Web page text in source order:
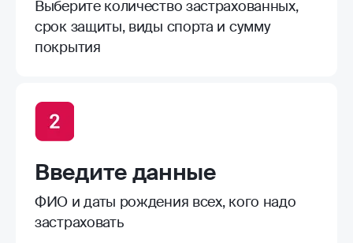
Выберите количество застрахованных,
срок защиты, виды спорта и сумму
покрытия
Введите данные
ФИО и даты рождения всех, кого надо
застраховать